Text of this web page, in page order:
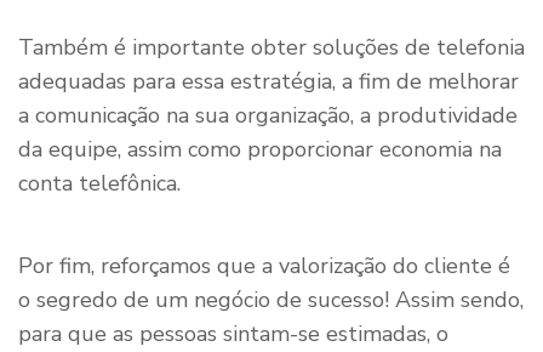
Também é importante obter soluções de telefonia
adequadas para essa estratégia, a fim de melhorar
a comunicação na sua organização, a produtividade
da equipe, assim como proporcionar economia na
conta telefônica.
Por fim, reforçamos que a valorização do cliente é
o segredo de um negócio de sucesso! Assim sendo,
para que as pessoas sintam-se estimadas, o